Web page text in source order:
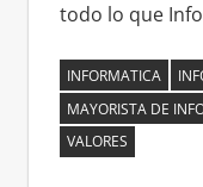
todo lo que
INFORMATICA
MAYORISTA DE
VALORES